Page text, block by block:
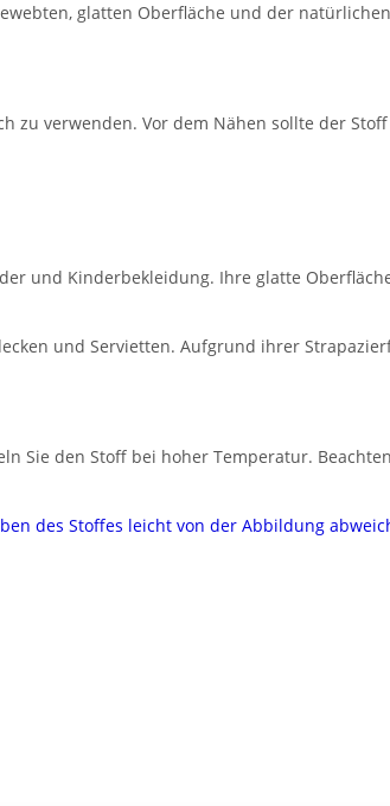
glatten Oberfläche und der
verwenden. Vor dem Nähen sollte der
und Kinderbekleidung. Ihre glatte
und Servietten. Aufgrund ihrer
Sie den Stoff bei hoher Temperatur.
des Stoffes leicht von der Abbildung